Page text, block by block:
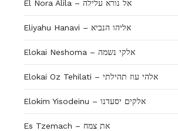
El Nora Alila – אל נורא עלילה
Eliyahu Hanavi – אליהו הנביא
Elokai Neshoma – אלקי נשמה
Elokai Oz Tehilati – אלהי עוז תהילתי
Elokim Yisodeinu – אלקים יסעדנו
Es Tzemach – את צמח